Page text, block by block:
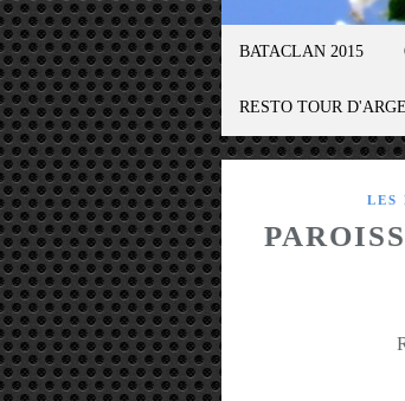
BATACLAN 2015
RESTO TOUR
LES